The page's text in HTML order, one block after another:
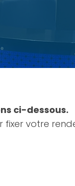
ci-dessous.
fixer votre